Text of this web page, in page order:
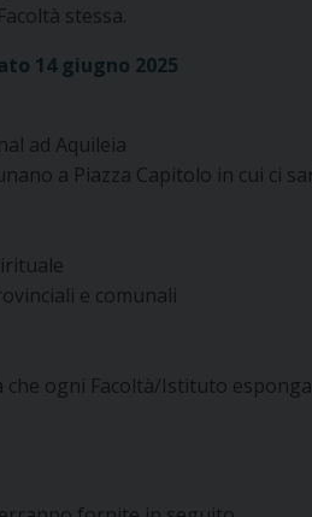
stessa.
14 giugno 2025
ad Aquileia
a Piazza Capitolo in cui ci
e comunali
ogni Facoltà/Istituto